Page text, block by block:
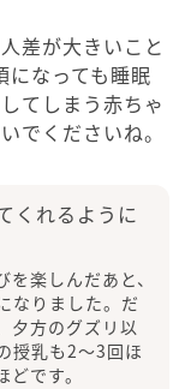
差が大きいこと
になっても睡眠
てしまう赤ちゃ
でくださいね。
くれるように
楽しんだあと、
なりました。だ
夕方のグズリ以
授乳も2～3回ほ
です。